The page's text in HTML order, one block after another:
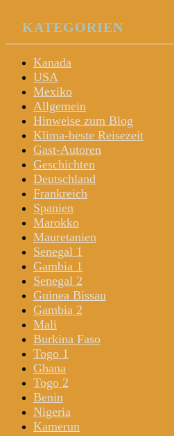
KATEGORIEN
Kanada
USA
Mexiko
Allgemein
Hinweise zum Blog
Klima-beste Reisezeit
Gast-Autoren
Geschichten
Deutschland
Frankreich
Spanien
Marokko
Mauretanien
Senegal 1
Gambia 1
Senegal 2
Guinea Bissau
Gambia 2
Mali
Burkina Faso
Togo 1
Ghana
Togo 2
Benin
Nigeria
Kamerun